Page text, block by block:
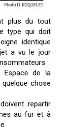
plus du tout
type qui doit
identique
a vu le jour
:
Espace de la
chose
repartir
au fur et à